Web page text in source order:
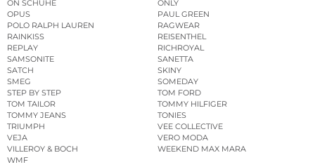
ON SCHUHE
ONLY
OPUS
PAUL GREEN
POLO RALPH LAUREN
RAGWEAR
RAINKISS
REISENTHEL
REPLAY
RICHROYAL
SAMSONITE
SANETTA
SATCH
SKINY
SMEG
SOMEDAY
STEP BY STEP
TOM FORD
TOM TAILOR
TOMMY HILFIGER
TOMMY JEANS
TONIES
TRIUMPH
VEE COLLECTIVE
VEJA
VERO MODA
VILLEROY & BOCH
WEEKEND MAX MARA
WMF